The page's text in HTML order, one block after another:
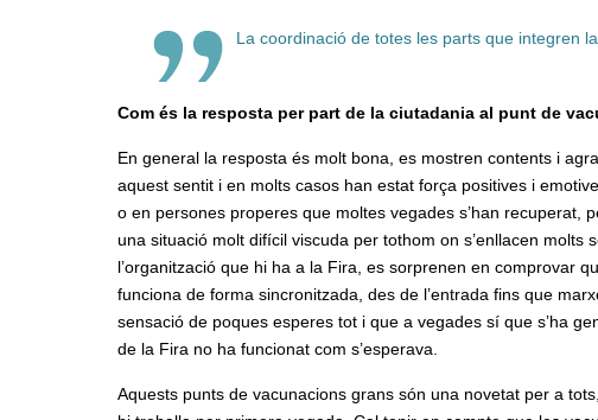
La coordinació de totes les parts que integren
Com és la resposta per part de la ciutadania al punt de
En general la resposta és molt bona, es mostren contents i
aquest sentit i en molts casos han estat força positives i
o en persones properes que moltes vegades s’han recuperat,
una situació molt difícil viscuda per tothom on s’enllacen
l’organització que hi ha a la Fira, es sorprenen en comprovar
funciona de forma sincronitzada, des de l’entrada fins que
sensació de poques esperes tot i que a vegades sí que s’ha
de la Fira no ha funcionat com s’esperava.
Aquests punts de vacunacions grans són una novetat per a